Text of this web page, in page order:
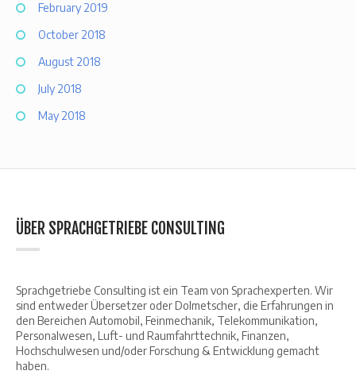
February 2019
October 2018
August 2018
July 2018
May 2018
ÜBER SPRACHGETRIEBE CONSULTING
Sprachgetriebe Consulting ist ein Team von Sprachexperten. Wir
sind entweder Übersetzer oder Dolmetscher, die Erfahrungen in
den Bereichen Automobil, Feinmechanik, Telekommunikation,
Personalwesen, Luft- und Raumfahrttechnik, Finanzen,
Hochschulwesen und/oder Forschung & Entwicklung gemacht
haben.